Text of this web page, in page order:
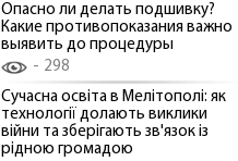
Опасно ли делать подшивку?
Какие противопоказания важно
выявить до процедуры
298
Сучасна освіта в Мелітополі: як
технології долають виклики
війни та зберігають зв'язок із
рідною громадою